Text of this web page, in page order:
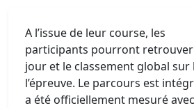
A l’issue de leur course, les
participants pourront retrouver
jour et le classement global
l’épreuve. Le parcours est
a été officiellement mesuré